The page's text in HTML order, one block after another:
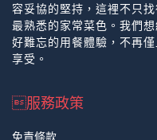
容妥協的堅持，這裡不只
最熟悉的家常菜色。我們
好難忘的用餐體驗，不再
享受。
服務政策
免責條款